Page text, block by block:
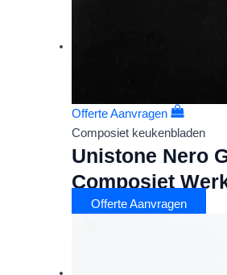
Offerte Aanvragen
Composiet keukenbladen
Unistone Nero
Composiet
Offerte Aanvragen